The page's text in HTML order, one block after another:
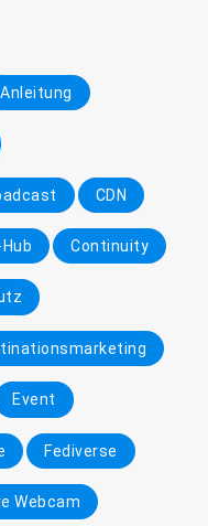
Anleitung
CDN
Continuity
Event
Fediverse
Webcam